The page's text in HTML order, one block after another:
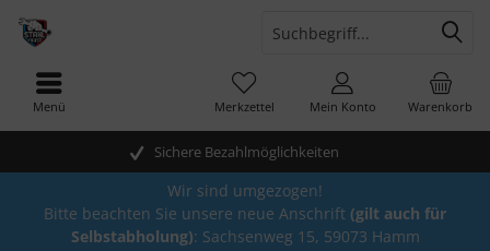
Sichere Bezahlmöglichkeiten
Warenkorb
Merkzettel Mein Konto
Menü
Wir sind umgezogen!
Bitte beachten Sie unsere neue Anschrift (gilt auch für
Selbstabholung): Sachsenweg 15, 59073 Hamm